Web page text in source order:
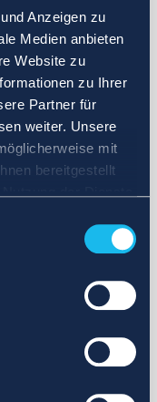
Anzeigen zu
Medien anbieten
Website zu
zu Ihrer
Partner für
weiter. Unsere
mit
bereitgestellt